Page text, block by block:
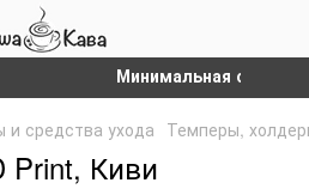
Минимальная сумма
и средства ухода Темперы,
Print, Киви